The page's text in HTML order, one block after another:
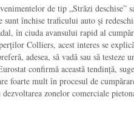
de tip „Străzi
sunt închise traficului auto și
în ciuda avansului rapid al
Colliers, acest interes se
adesea, să vadă sau să testeze
confirmă această tendință,
foarte mult în procesul de
dezvoltarea zonelor comerciale